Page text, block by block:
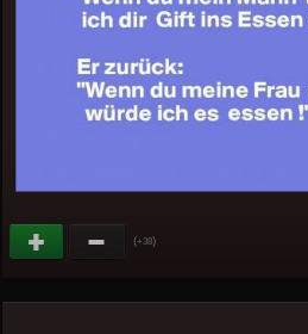
(+38)